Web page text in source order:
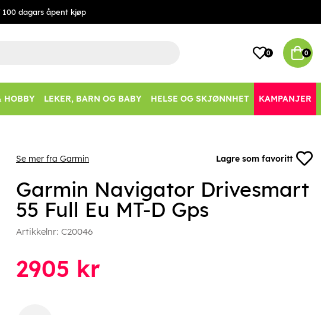
100 dagars åpent kjøp
0 0
HOBBY LEKER, BARN OG BABY HELSE OG SKJØNNHET KAMPANJER
Se mer fra Garmin Lagre som favoritt
Garmin Navigator Drivesmart
55 Full Eu MT-D Gps
Artikkelnr: C20046
2905 kr